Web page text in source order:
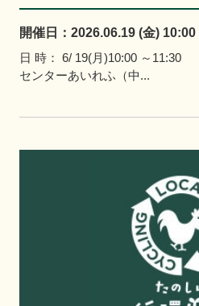
開催日：2026.06.19 (金) 10:00
日 時： 6/ 19(月)10:00 ～11:30
センターあいれふ（中...